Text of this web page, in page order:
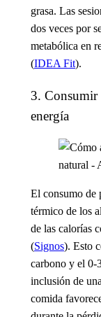
grasa. Las
dos veces por
metabólica en
(IDEA Fit).
3. Consumir
energía
El consumo de
térmico de los
de las calorías
(Signos). Esto
carbono y el 0-
inclusión de
comida